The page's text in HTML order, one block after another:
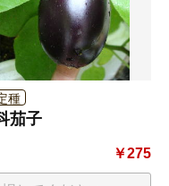
種
茄子
￥275